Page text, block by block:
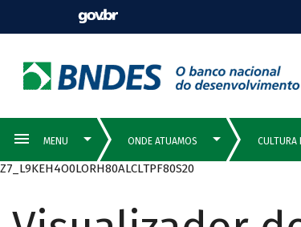
Z7_L9KEH4O0LORH80ALCLTPF80S20